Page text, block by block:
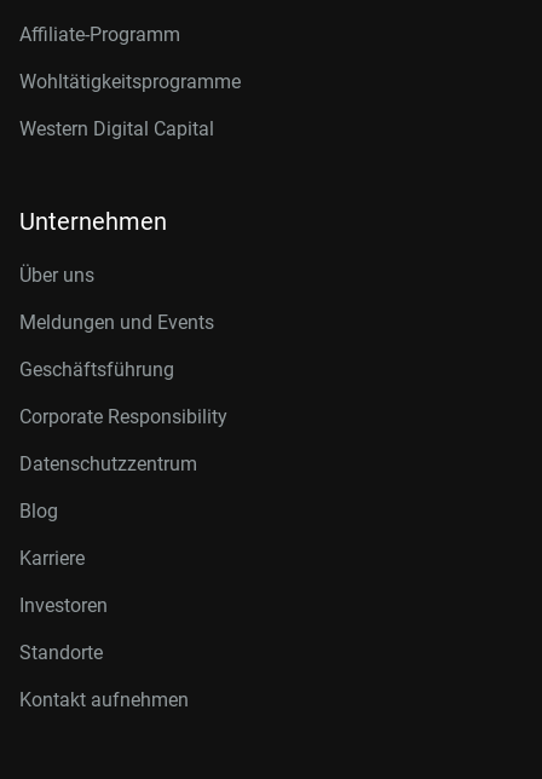
Affiliate-Programm
Wohltätigkeitsprogramme
Western Digital Capital
Unternehmen
Über uns
Meldungen und Events
Geschäftsführung
Corporate Responsibility
Datenschutzzentrum
Blog
Karriere
Investoren
Standorte
Kontakt aufnehmen